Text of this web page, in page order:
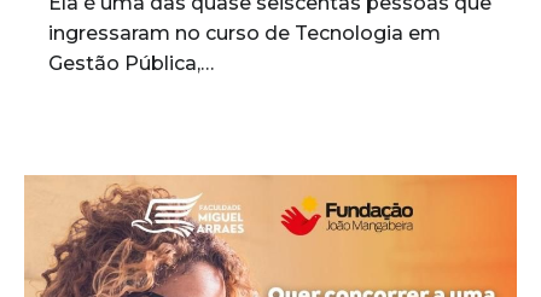
ingressaram no curso de Tecnologia em
Gestão Pública,…